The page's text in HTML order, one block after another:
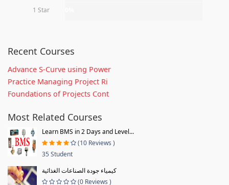
1 Star
Recent Courses
Advance S-Curve using Power
Practice Managing Project Ri
Foundations of Projects Cont
Most Related Courses
Learn BMS in 2 Days and Level...
(10 Reviews )
35 Student
كيمياء جودة الصناعات الغذائية
(0 Reviews )